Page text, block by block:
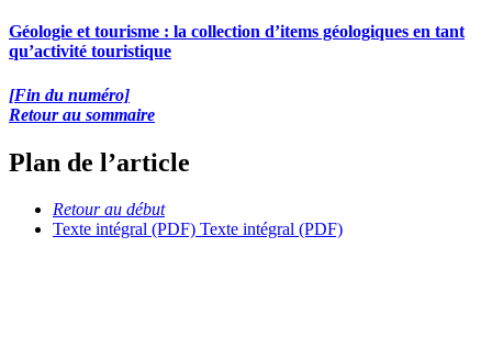
Géologie et tourisme : la collection d’items géologiques en tant
qu’activité touristique
[Fin du numéro]
Retour au sommaire
Plan de l’article
Retour au début
Texte intégral (PDF) Texte intégral (PDF)